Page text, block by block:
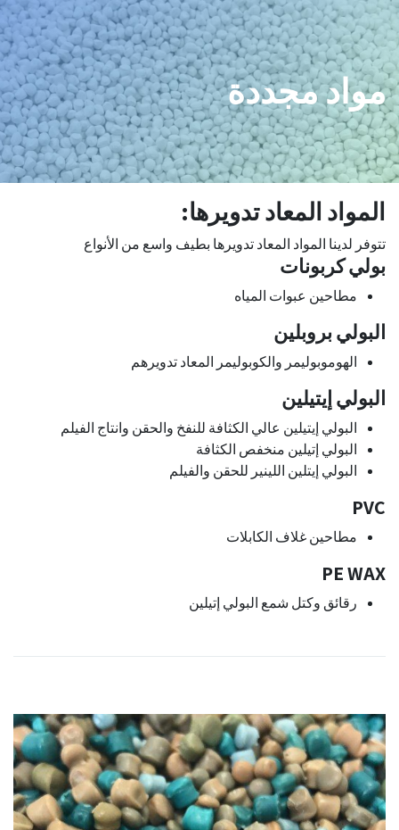
تخطي للذهاب إلى المحتوى
مواد مجددة
المواد المعاد تدويرها:
تتوفر لدينا المواد المعاد تدويرها بطيف واسع من الأنواع
​بولي كربونات
مطاحين عبوات المياه
البولي بروبلين
الهوموبوليمر والكوبوليمر المعاد تدويرهم
البولي إيتيلين
البولي إيتيلين عالي الكثافة للنفخ والحقن وانتاج الفيلم
البولي إتيلين منخفص الكثافة
البولي إيتلين اللينير للحقن والفيلم
PVC
مطاحين غلاف الكابلات
PE WAX
رقائق وكتل شمع البولي إتيلين